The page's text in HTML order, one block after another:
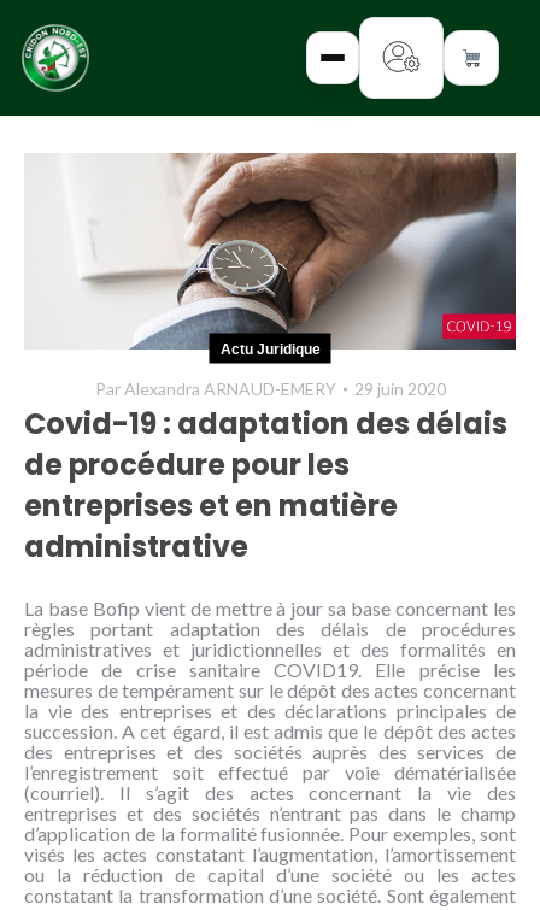
VOUS
INFORMEZ-
VOUS
LISEZ-NOUS
NOUS
CONTACT
Actu Juridique
ParAlexandra ARNAUD-EMERY 29 juin 2020
Covid-19 : adaptation des délais
de procédure pour les
entreprises et en matière
administrative
La base Bofip vient de mettre à jour sa base concernant les
règles portant adaptation des délais de procédures
administratives et juridictionnelles et des formalités en
période de crise sanitaire COVID19. Elle précise les
mesures de tempérament sur le dépôt des actes concernant
la vie des entreprises et des déclarations principales de
succession. A cet égard, il est admis que le dépôt des actes
des entreprises et des sociétés auprès des services de
l’enregistrement soit effectué par voie dématérialisée
(courriel). Il s’agit des actes concernant la vie des
entreprises et des sociétés n’entrant pas dans le champ
d’application de la formalité fusionnée. Pour exemples, sont
visés les actes constatant l’augmentation, l’amortissement
ou la réduction de capital d’une société ou les actes
constatant la transformation d’une société. Sont également